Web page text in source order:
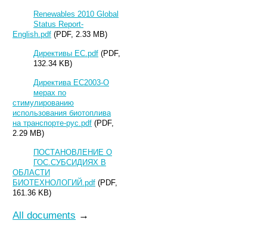
Renewables 2010 Global
Status Report-
English.pdf (PDF, 2.33 MB)
Директивы ЕС.pdf (PDF,
132.34 KB)
Директива ЕС2003-О
мерах по
стимулированию
использования биотоплива
на транспорте-рус.pdf (PDF,
2.29 MB)
ПОСТАНОВЛЕНИЕ О
ГОС.СУБСИДИЯХ В
ОБЛАСТИ
БИОТЕХНОЛОГИЙ.pdf (PDF,
161.36 KB)
All documents →